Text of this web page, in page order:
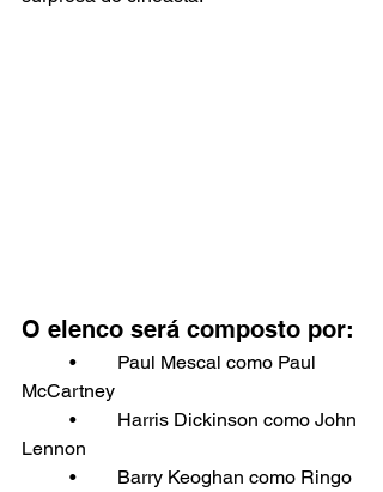
O elenco será composto por:
McCartney
Lennon